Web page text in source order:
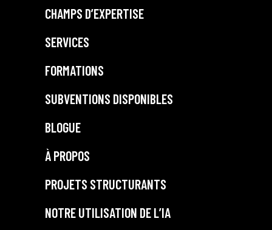
CHAMPS D’EXPERTISE
SERVICES
FORMATIONS
SUBVENTIONS DISPONIBLES
BLOGUE
À PROPOS
PROJETS STRUCTURANTS
NOTRE UTILISATION DE L’IA